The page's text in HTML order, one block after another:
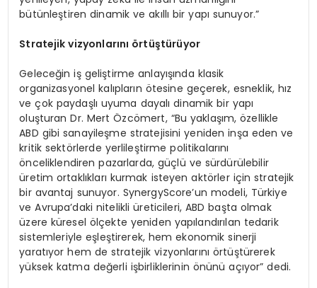
bütünleştiren dinamik ve akıllı bir yapı sunuyor.”
Stratejik vizyonlarını örtüştürüyor
Geleceğin iş geliştirme anlayışında klasik
organizasyonel kalıpların ötesine geçerek, esneklik, hız
ve çok paydaşlı uyuma dayalı dinamik bir yapı
oluşturan Dr. Mert Özcömert, “Bu yaklaşım, özellikle
ABD gibi sanayileşme stratejisini yeniden inşa eden ve
kritik sektörlerde yerlileştirme politikalarını
önceliklendiren pazarlarda, güçlü ve sürdürülebilir
üretim ortaklıkları kurmak isteyen aktörler için stratejik
bir avantaj sunuyor. SynergyScore’un modeli, Türkiye
ve Avrupa’daki nitelikli üreticileri, ABD başta olmak
üzere küresel ölçekte yeniden yapılandırılan tedarik
sistemleriyle eşleştirerek, hem ekonomik sinerji
yaratıyor hem de stratejik vizyonlarını örtüştürerek
yüksek katma değerli işbirliklerinin önünü açıyor” dedi.